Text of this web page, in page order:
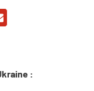
: